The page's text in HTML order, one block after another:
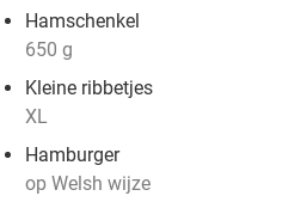
Hamschenkel
650 g
Kleine ribbetjes
XL
Hamburger
op Welsh wijze